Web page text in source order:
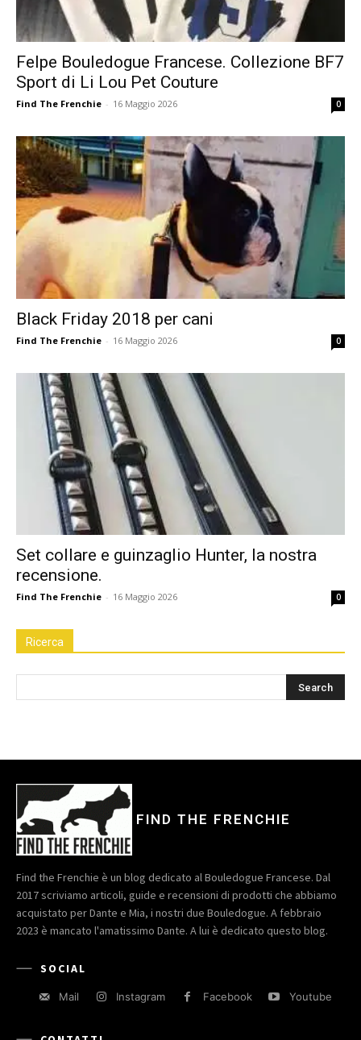
Felpe Bouledogue Francese. Collezione BF7
Sport di Li Lou Pet Couture
Find The Frenchie - 16 Maggio 2026 0
Black Friday 2018 per cani
Find The Frenchie - 16 Maggio 2026 0
Set collare e guinzaglio Hunter, la nostra
recensione.
Find The Frenchie - 16 Maggio 2026 0
Ricerca
FIND THE FRENCHIE
Find the Frenchie è un blog dedicato al Bouledogue Francese. Dal
2017 scriviamo articoli, guide e recensioni di prodotti che abbiamo
acquistato per Dante e Mia, i nostri due Bouledogue. A febbraio
2023 è mancato l'amatissimo Dante. A lui è dedicato questo blog.
SOCIAL
Mail Instagram Facebook Youtube